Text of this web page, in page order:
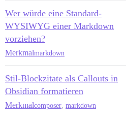
Wer würde eine Standard-
WYSIWYG einer Markdown
vorziehen?
Merkmalmarkdown
Stil-Blockzitate als Callouts in
Obsidian formatieren
Merkmalcomposer markdown